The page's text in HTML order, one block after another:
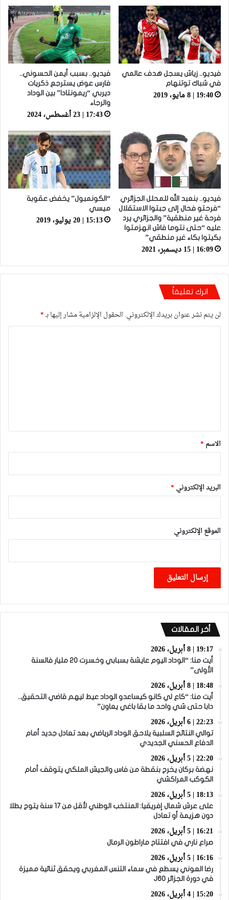
فيديو.. زياش يسجل هدف عالمي
في شباك توتنهام
19:40 | 8 مايو، 2019
فيديو.. بسبب أيمن الحسوني..
فارس عوض يسترجع ذكريات
ديربي “ريمونتادا” بين الوداد
والرجاء
17:43 | 23 أغسطس، 2024
فيديو.. بنعبد الله للمحلل الجزائري
“فرحتو فحال إلى جبتوا الاستقلال
فرحة غير منطقية” والجزائري يرد
عليه “حتى نتوما فاش انهزمتوا
بكيتوا بكاء غير منطقي”
16:09 | 15 ديسمبر، 2021
“الكونمبول” يخفض عقوبة
ميسي
15:13 | 20 يوليو، 2019
اترك تعليقاً
لن يتم نشر عنوان بريدك الإلكتروني. الحقول الإلزامية مشار إليها بـ*
*
الاسم *
البريد الإلكتروني *
الموقع الإلكتروني
أخر المقالات
19:17 | 8 أبريل، 2026
أيت منا: “الوداد اليوم عايشة بسبابي وخسرت 20 مليار فالسنة
الأولى”
18:48 | 8 أبريل، 2026
أيت منا: “كاع لي كانو كيساعدو الوداد عيط ليهم قاضي التحقيق..
دابا حتى شي واحد ما بقا باغي يعاون”
22:23 | 6 أبريل، 2026
توالي النتائج السلبية يلاحق الوداد الرياضي بعد تعادل جديد أمام
الدفاع الحسني الجديدي
22:20 | 5 أبريل، 2026
نهضة بركان يخرج بنقطة من فاس والجيش الملكي يتوقف أمام
الكوكب المراكشي
18:13 | 5 أبريل، 2026
على عرش شمال إفريقيا: المنتخب الوطني لأقل من 17 سنة يتوج بطلا
دون هزيمة أو تعادل
16:21 | 5 أبريل، 2026
صراع ناري في افتتاح ماراطون الرمال
16:16 | 5 أبريل، 2026
رضا العوني يسطع في سماء التنس المغربي ويحقق ثنائية مميزة
في دورة الجزائر J60
15:20 | 4 أبريل، 2026